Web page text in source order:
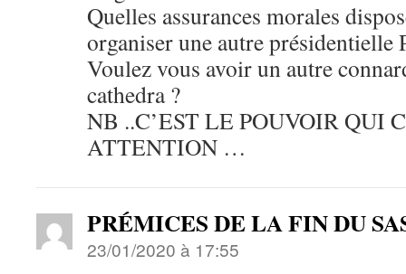
Quelles assurances morales
organiser une autre présidentielle
Voulez vous avoir un autre
cathedra ?
NB ..C’EST LE POUVOIR QUI
ATTENTION …
PRÉMICES DE LA FIN DU
23/01/2020 à 17:55